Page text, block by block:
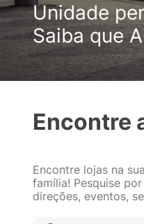
Unidade
Saiba que
Encontre
Encontre lojas na
família! Pesquise
direções, eventos,